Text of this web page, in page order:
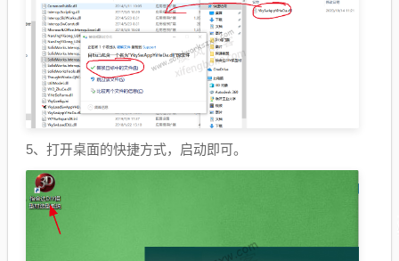
5、打开桌面的快捷方式，启动即可。